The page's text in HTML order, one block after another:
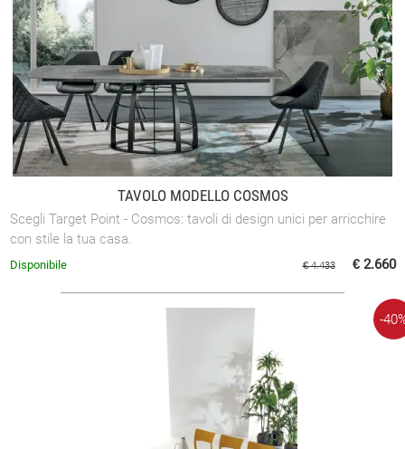
TAVOLO MODELLO COSMOS
Scegli Target Point - Cosmos: tavoli di design unici per arricchire
con stile la tua casa.
€ 4.433 € 2.660
Disponibile
-